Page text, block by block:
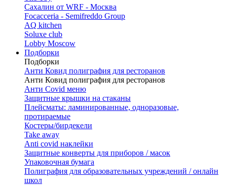
Сахалин от WRF - Москва
Focacceria - Semifreddo Group
AQ kitchen
Soluxe club
Lobby Moscow
Подборки
Подборки
Анти Ковид полиграфия для ресторанов
Анти Ковид полиграфия для ресторанов
Анти Covid меню
Защитные крышки на стаканы
Плейсматы: ламинированные, одноразовые,
протираемые
Костеры/бирдекели
Take away
Anti covid наклейки
Защитные конверты для приборов / масок
Упаковочная бумага
Полиграфия для образовательных учреждений / онлайн
школ